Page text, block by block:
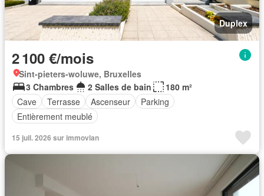
Duplex
2 100 €/mois
Sint-pieters-woluwe, Bruxelles
3 Chambres
2 Salles de bain
180 m²
Cave
Terrasse Ascenseur
Parking
Entièrement meublé
15 juil. 2026 sur immovlan